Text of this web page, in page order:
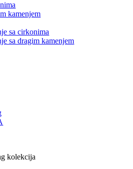
kamenjem
sa cirkonima
sa dragim kamenjem
kolekcija